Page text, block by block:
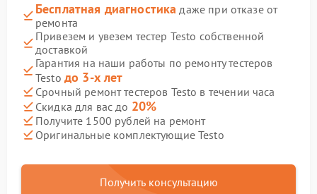
Бесплатная диагностика даже при отказе от
ремонта
Привезем и увезем тестер Testo собственной
доставкой
Гарантия на наши работы по ремонту тестеров
Testo до 3-х лет
Срочный ремонт тестеров Testo в течении часа
Скидка для вас до 20%
Получите 1500 рублей на ремонт
Оригинальные комплектующие Testo
Получить консультацию